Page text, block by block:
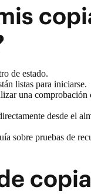
de estado.
listas para iniciarse.
una comprobación
desde el
sobre pruebas de